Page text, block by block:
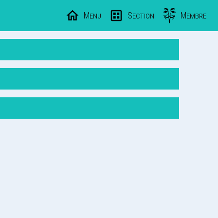
Menu Section Membre